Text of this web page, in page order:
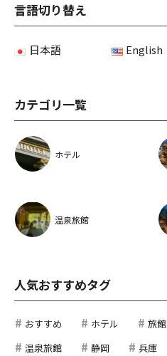
言語切り替え
日本語 English
カテゴリ一覧
ホテル
温泉旅館
人気おすすめタグ
おすすめ ホテル 旅館
温泉旅館
静岡 兵庫